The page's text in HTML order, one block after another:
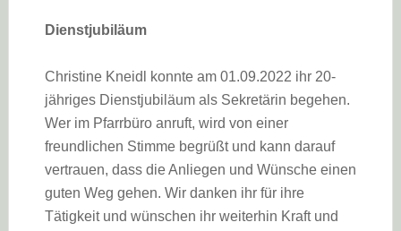
Dienstjubiläum
Christine Kneidl konnte am 01.09.2022 ihr 20-
jähriges Dienstjubiläum als Sekretärin begehen.
Wer im Pfarrbüro anruft, wird von einer
freundlichen Stimme begrüßt und kann darauf
vertrauen, dass die Anliegen und Wünsche einen
guten Weg gehen. Wir danken ihr für ihre
Tätigkeit und wünschen ihr weiterhin Kraft und